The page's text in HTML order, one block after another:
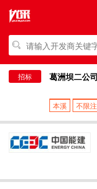
招标 葛洲坝二公
本溪 不限